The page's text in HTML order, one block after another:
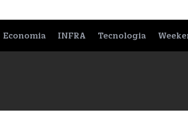
Economia INFRA Tecnologia